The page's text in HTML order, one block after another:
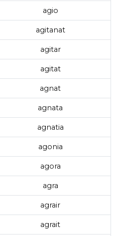
agio
agitanat
agitar
agitat
agnat
agnata
agnatia
agonia
agora
agra
agrair
agrait